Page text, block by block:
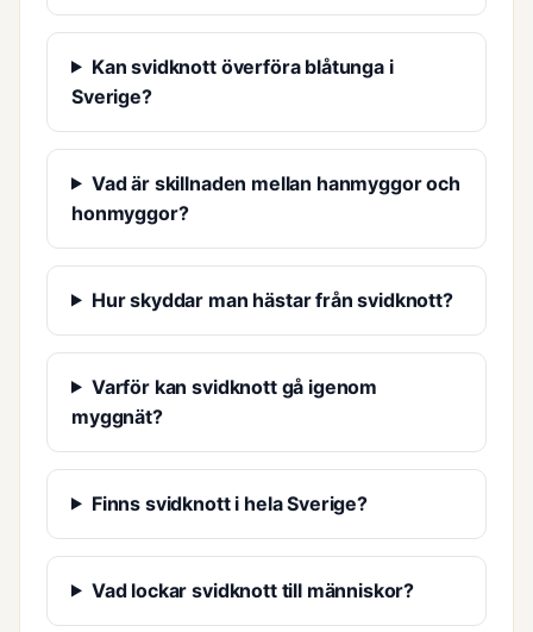
Kan svidknott överföra blåtunga i
Sverige?
Vad är skillnaden mellan hanmyggor och
honmyggor?
Hur skyddar man hästar från svidknott?
Varför kan svidknott gå igenom
myggnät?
Finns svidknott i hela Sverige?
Vad lockar svidknott till människor?